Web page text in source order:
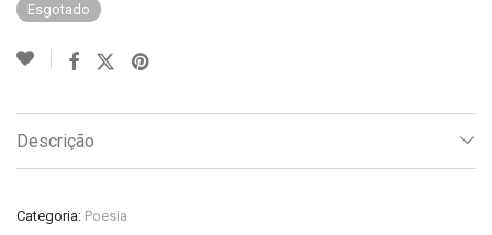
Esgotado
Descrição
Categoria: Poesia